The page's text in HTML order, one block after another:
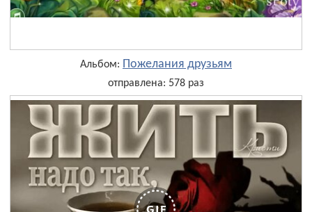
Альбом: Пожелания друзьям
отправлена: 578 раз